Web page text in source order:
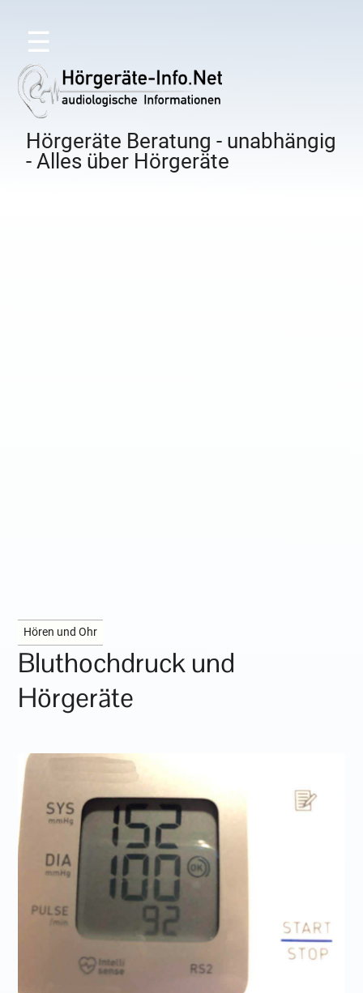
☰
Hörgeräte Beratung - unabhängig
- Alles über Hörgeräte
Hören und Ohr
Bluthochdruck und
Hörgeräte